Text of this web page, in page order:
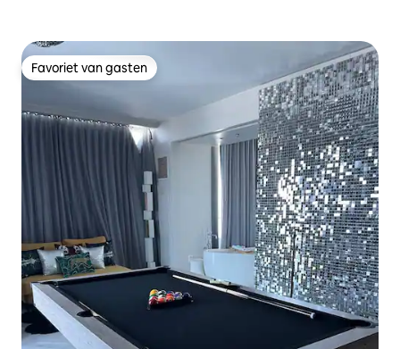
Favoriet van gasten
Favoriet van gasten